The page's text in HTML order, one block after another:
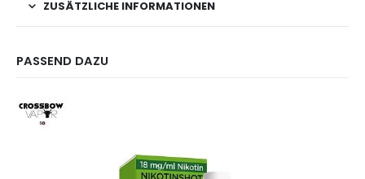
ZUSÄTZLICHE INFORMATIONEN
PASSEND DAZU